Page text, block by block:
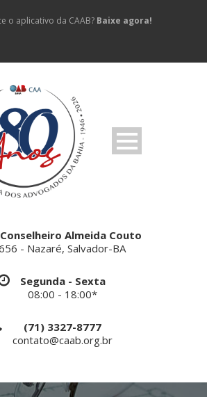
o aplicativo da CAAB? Baixe agora!
Conselheiro Almeida Couto
- Nazaré, Salvador-BA
Segunda - Sexta
08:00 - 18:00*
(71) 3327-8777
contato@caab.org.br